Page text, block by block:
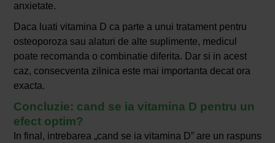
anxietate.
Daca luati vitamina D ca parte a unui tratament pentru
osteoporoza sau alaturi de alte suplimente, medicul
poate recomanda o combinatie diferita. Dar si in acest
caz, consecventa zilnica este mai importanta decat ora
exacta.
Concluzie: cand se ia vitamina D pentru un
efect optim?
In final, intrebarea „cand se ia vitamina D” are un raspuns